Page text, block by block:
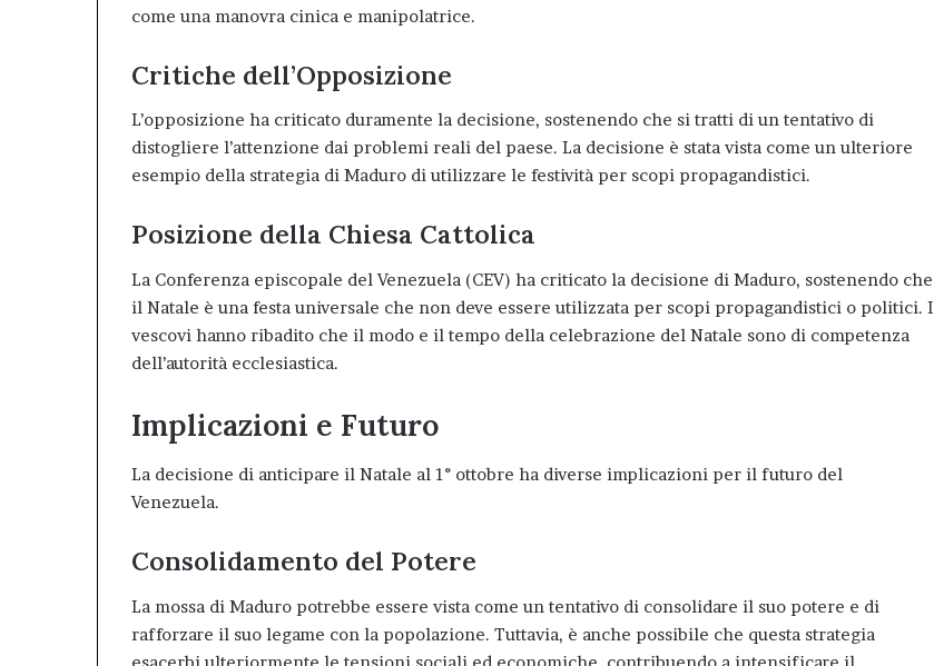
come una manovra cinica e manipolatrice.
Critiche dell’Opposizione
L’opposizione ha criticato duramente la decisione, sostenendo che si tratti di un tentativo di
distogliere l’attenzione dai problemi reali del paese. La decisione è stata vista come un ulteriore
esempio della strategia di Maduro di utilizzare le festività per scopi propagandistici.
Posizione della Chiesa Cattolica
La Conferenza episcopale del Venezuela (CEV) ha criticato la decisione di Maduro, sostenendo che
il Natale è una festa universale che non deve essere utilizzata per scopi propagandistici o politici. I
vescovi hanno ribadito che il modo e il tempo della celebrazione del Natale sono di competenza
dell’autorità ecclesiastica.
Implicazioni e Futuro
La decisione di anticipare il Natale al 1° ottobre ha diverse implicazioni per il futuro del
Venezuela.
Consolidamento del Potere
La mossa di Maduro potrebbe essere vista come un tentativo di consolidare il suo potere e di
rafforzare il suo legame con la popolazione. Tuttavia, è anche possibile che questa strategia